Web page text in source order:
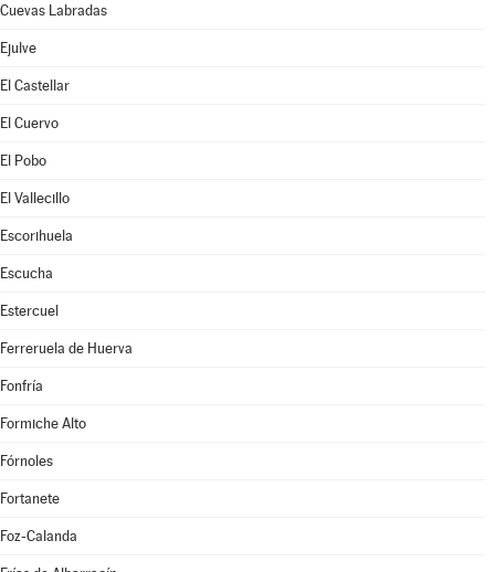
Cuevas Labradas
Ejulve
El Castellar
El Cuervo
El Pobo
El Vallecillo
Escorihuela
Escucha
Estercuel
Ferreruela de Huerva
Fonfría
Formiche Alto
Fórnoles
Fortanete
Foz-Calanda